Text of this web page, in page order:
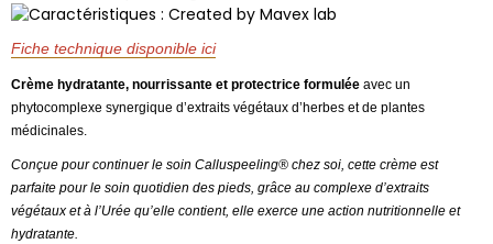
Fiche technique disponible ici
Crème hydratante, nourrissante et protectrice formulée avec un
phytocomplexe synergique d’extraits végétaux d’herbes et de plantes
médicinales.
Conçue pour continuer le soin Calluspeeling® chez soi, cette crème est
parfaite pour le soin quotidien des pieds, grâce au complexe d’extraits
végétaux et à l’Urée qu’elle contient, elle exerce une action nutritionnelle et
hydratante.